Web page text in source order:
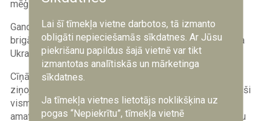
mēģinot ieņemt pilsētu 2023. gada janvārī un februārī.
Gandrīz visi Krievijas karavīri no 5000 cilvēku lielās
brigādes tika nogalināti, ievainoti vai sagūstīti, paziņoja
Ukrainas militārie spēki.
Cīņām turpinoties martā, laikraksts “New York Times”
ziņoja, ka Ukrainas spēki Vuhledaras apkaimē iznīcinājuši
vismaz 130 tankus un bruņumašīnas. Ukrainas
amatpersonas paziņoja, ka tā bija “līdz šim lielākā tanku
Lai šī tīmekļa vietne darbotos, tā izmanto
obligāti nepieciešamās sīkdatnes. Ar Jūsu
piekrišanu papildus šajā vietnē var tikt
izmantotas analītiskās un mārketinga
sīkdatnes.
Ja tīmekļa vietnes lietotājs noklikšķina uz
pogas “Nepiekrītu”, tīmekļa vietnē